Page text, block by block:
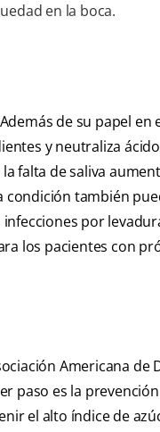
en la boca.
de su papel
y neutraliza
falta de saliva
condición también
por
los pacientes con
Americana de
paso es la
el alto índice de